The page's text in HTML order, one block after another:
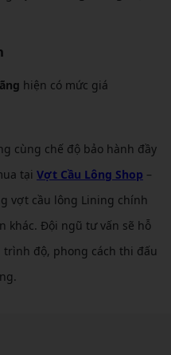
hiện có mức giá
cùng chế độ bảo hành đầy
tại Vợt Cầu Lông Shop –
vợt cầu lông Lining chính
khác. Đội ngũ tư vấn sẽ hỗ
độ, phong cách thi đấu